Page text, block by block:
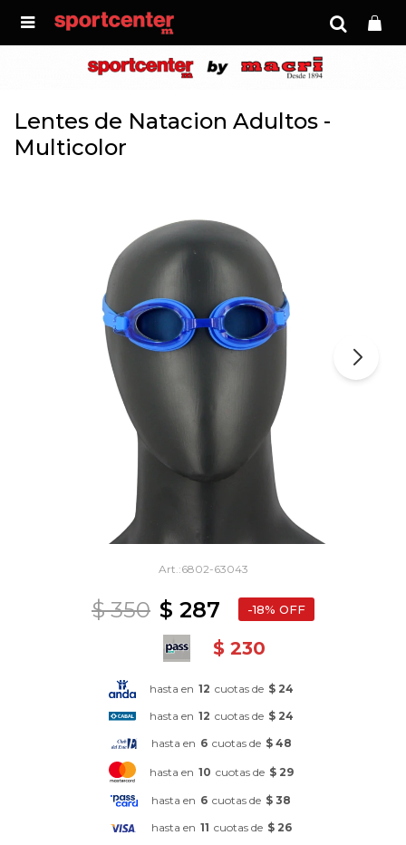

Lentes de Natacion Adultos -
Multicolor
6802-63043
$ 287
$ 350 18
$ 230
hasta en 12 cuotas de $ 24
hasta en 12 cuotas de $ 24
hasta en 6 cuotas de $ 48
hasta en 10 cuotas de $ 29
hasta en 6 cuotas de $ 38
hasta en 11 cuotas de $ 26